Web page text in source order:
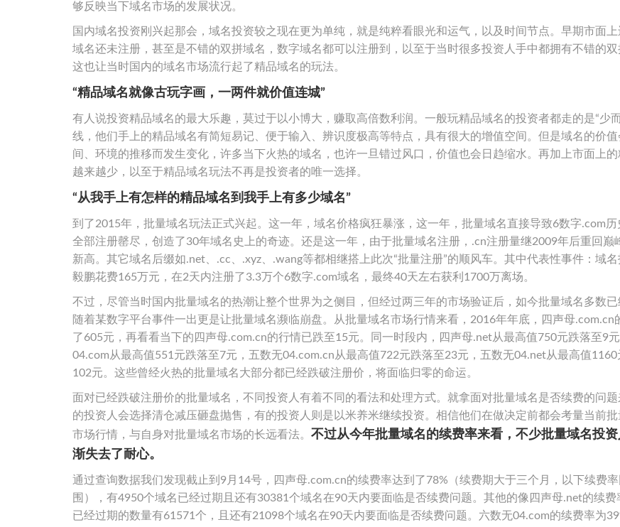
够反映当下域名市场的发展状况。
国内域名投资刚兴起那会，域名投资较之现在更为单纯，就是纯粹看眼光和运气，以及时间节点。早期市面上
域名还未注册，甚至是不错的双拼域名，数字域名都可以注册到，以至于当时很多投资人手中都拥有不错的双
这也让当时国内的域名市场流行起了精品域名的玩法。
“精品域名就像古玩字画，一两件就价值连城”
有人说投资精品域名的最大乐趣，莫过于以小博大，赚取高倍数利润。一般玩精品域名的投资者都走的是“少
线，他们手上的精品域名有简短易记、便于输入、辨识度极高等特点，具有很大的增值空间。但是域名的价
间、环境的推移而发生变化，许多当下火热的域名，也许一旦错过风口，价值也会日趋缩水。再加上市面上的
越来越少，以至于精品域名玩法不再是投资者的唯一选择。
“从我手上有怎样的精品域名到我手上有多少域名”
到了2015年，批量域名玩法正式兴起。这一年，域名价格疯狂暴涨，这一年，批量域名直接导致6数字.com历
全部注册罄尽，创造了30年域名史上的奇迹。还是这一年，由于批量域名注册，.cn注册量继2009年后重回巅
新高。其它域名后缀如.net、.cc、.xyz、.wang等都相继搭上此次“批量注册”的顺风车。其中代表性事件：域
毅鹏花费165万元，在2天内注册了3.3万个6数字.com域名，最终40天左右获利1700万离场。
不过，尽管当时国内批量域名的热潮让整个世界为之侧目，但经过两三年的市场验证后，如今批量域名多数已
随着某数字平台事件一出更是让批量域名濒临崩盘。从批量域名市场行情来看，2016年年底，四声母.com.cn
了605元，再看看当下的四声母.com.cn的行情已跌至15元。同一时段内，四声母.net从最高值750元跌落至9
04.com从最高值551元跌落至7元，五数无04.com.cn从最高值722元跌落至23元，五数无04.net从最高值1160
102元。这些曾经火热的批量域名大部分都已经跌破注册价，将面临归零的命运。
面对已经跌破注册价的批量域名，不同投资人有着不同的看法和处理方式。就拿面对批量域名是否续费的问
的投资人会选择清仓减压砸盘抛售，有的投资人则是以米养米继续投资。相信他们在做决定前都会考量当前批
市场行情，与自身对批量域名市场的长远看法。 不过从今年批量域名的续费率来看，不少批量域名投
渐失去了耐心。
通过查询数据我们发现截止到9月14号，四声母.com.cn的续费率达到了78%（续费期大于三个月，以下续费
围），有4950个域名已经过期且还有30381个域名在90天内要面临是否续费问题。其他的像四声母.net的续费
已经过期的数量有61571个，且还有21098个域名在90天内要面临是否续费问题。六数无04.com的续费率为